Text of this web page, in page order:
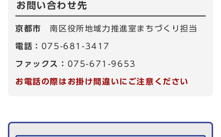
お問い合わせ先
京都市南区役所地域力推進室まちづくり担当
電話： 075-681-3417
ファックス： 075-671-9653
お電話の際はお掛け間違いにご注意ください